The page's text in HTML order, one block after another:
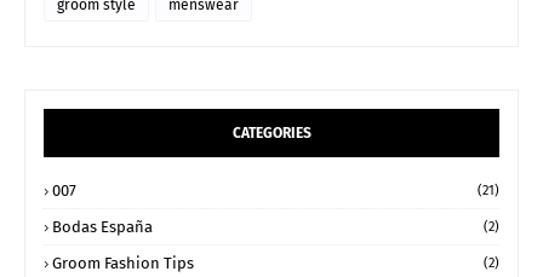
groom style menswear
CATEGORIES
007 (21)
Bodas España (2)
Groom Fashion Tips (2)